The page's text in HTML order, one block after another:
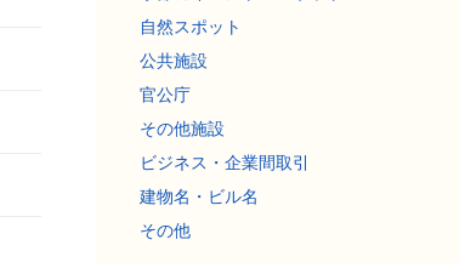
自然スポット
公共施設
官公庁
その他施設
ビジネス・企業間取引
建物名・ビル名
その他